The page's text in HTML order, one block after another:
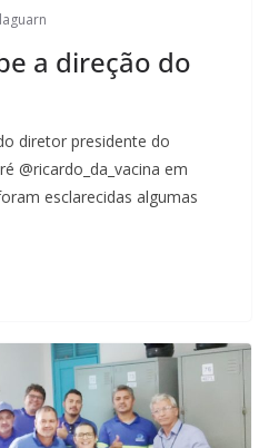
a direção do
diretor presidente do
@ricardo_da_vacina em
esclarecidas algumas